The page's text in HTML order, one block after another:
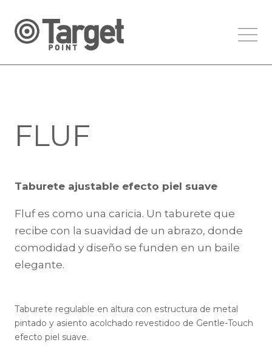
FLUF
Taburete ajustable efecto piel suave
Fluf es como una caricia. Un taburete que
recibe con la suavidad de un abrazo, donde
comodidad y diseño se funden en un baile
elegante.
Taburete regulable en altura con estructura de metal
pintado y asiento acolchado revestidoo de Gentle-Touch
efecto piel suave.